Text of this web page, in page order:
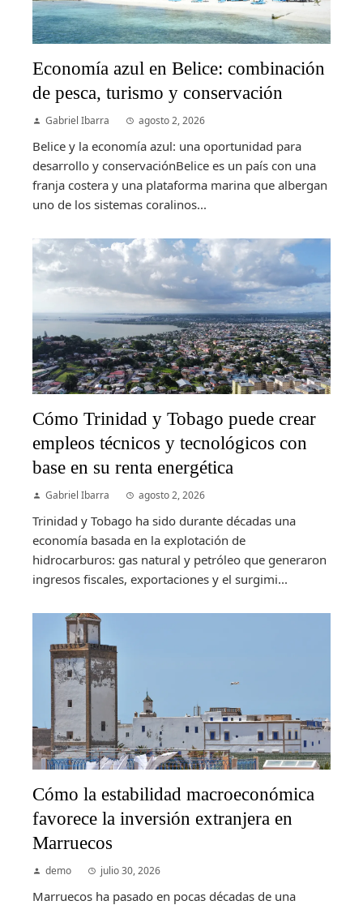
Economía azul en Belice: combinación
de pesca, turismo y conservación
Gabriel Ibarra agosto 2, 2026
Belice y la economía azul: una oportunidad para
desarrollo y conservaciónBelice es un país con una
franja costera y una plataforma marina que albergan
uno de los sistemas coralinos...
Cómo Trinidad y Tobago puede crear
empleos técnicos y tecnológicos con
base en su renta energética
Gabriel Ibarra agosto 2, 2026
Trinidad y Tobago ha sido durante décadas una
economía basada en la explotación de
hidrocarburos: gas natural y petróleo que generaron
ingresos fiscales, exportaciones y el surgimi...
Cómo la estabilidad macroeconómica
favorece la inversión extranjera en
Marruecos
demo julio 30, 2026
Marruecos ha pasado en pocas décadas de una